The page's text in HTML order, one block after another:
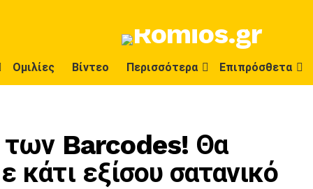
Ομιλίες Βίντεο Περισσότερα Επιπρόσθετα
των Barcodes! Θα
κάτι εξίσου σατανικό